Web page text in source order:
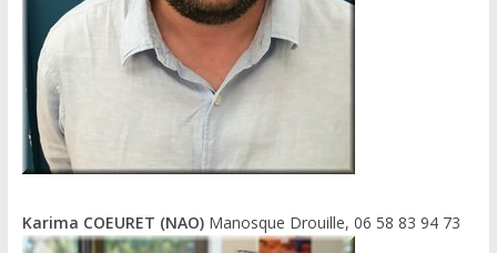
Karima COEURET (NAO)Manosque Drouille, 06 58 83 94 73